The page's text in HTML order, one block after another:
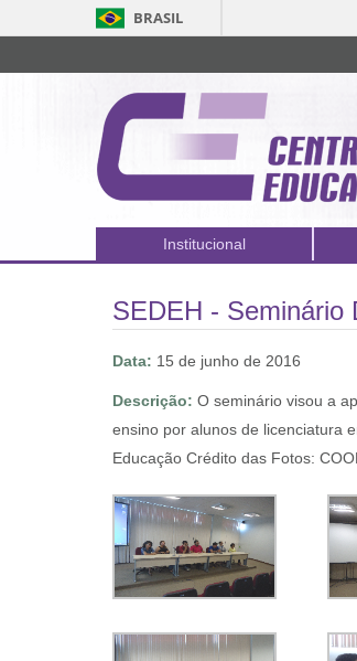
BRASIL
Institucional
SEDEH - Seminário
Data: 15 de junho de 2016
Descrição: O seminário visou a
ensino por alunos de licenciatura
Educação Crédito das Fotos: